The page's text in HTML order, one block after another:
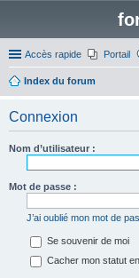
Accès rapide Portail
Index du forum
Connexion
Nom d’utilisateur :
Mot de passe :
J’ai oublié mon mot de
Se souvenir de moi
Cacher mon statut